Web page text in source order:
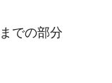
での部分